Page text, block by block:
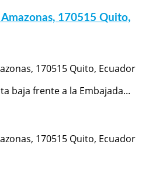
170515 Quito,
170515 Quito, Ecuador
baja frente a la Embajada...
170515 Quito, Ecuador